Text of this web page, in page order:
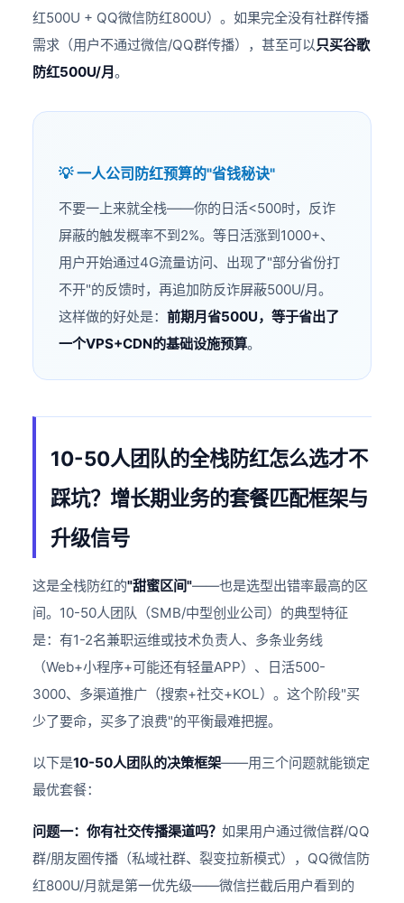
红500U + QQ微信防红800U）。如果完全没有社群传播
需求（用户不通过微信/QQ群传播），甚至可以只买谷歌
防红500U/月。
💡 一人公司防红预算的"省钱秘诀"
不要一上来就全栈——你的日活<500时，反诈
屏蔽的触发概率不到2%。等日活涨到1000+、
用户开始通过4G流量访问、出现了"部分省份打
不开"的反馈时，再追加防反诈屏蔽500U/月。
这样做的好处是：前期月省500U，等于省出了
一个VPS+CDN的基础设施预算。
10-50人团队的全栈防红怎么选才不
踩坑？增长期业务的套餐匹配框架与
升级信号
这是全栈防红的"甜蜜区间"——也是选型出错率最高的区
间。10-50人团队（SMB/中型创业公司）的典型特征
是：有1-2名兼职运维或技术负责人、多条业务线
（Web+小程序+可能还有轻量APP）、日活500-
3000、多渠道推广（搜索+社交+KOL）。这个阶段"买
少了要命，买多了浪费"的平衡最难把握。
以下是10-50人团队的决策框架——用三个问题就能锁定
最优套餐：
问题一：你有社交传播渠道吗？如果用户通过微信群/QQ
群/朋友圈传播（私域社群、裂变拉新模式），QQ微信防
红800U/月就是第一优先级——微信拦截后用户看到的